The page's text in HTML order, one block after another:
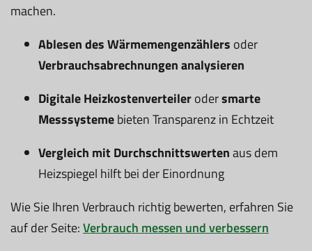
machen.
Ablesen des Wärmemengenzählers oder
Verbrauchsabrechnungen analysieren
Digitale Heizkostenverteilerodersmarte
Messsystemebieten Transparenz in Echtzeit
Vergleich mit Durchschnittswertenaus dem
Heizspiegel hilft bei der Einordnung
Wie Sie Ihren Verbrauch richtig bewerten, erfahren Sie
auf der Seite:Verbrauch messen und verbessern